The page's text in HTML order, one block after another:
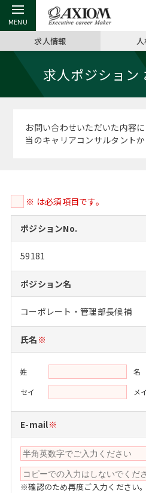
戻る
アクシアムの特長
サービス案内
戻る
キャリア支援 TOP
キャリアデザイン講座
（最新求人市場動向）
MBAの転職事例
MBAからのFAQ
MBA留学生数の推移
インターン受入企業一覧
MBAを生かす求人特集
年齢と年収の相関図
戻る
転職ツール TOP
英文レジュメの書き方
よくある面接Q&A集
外資系／面接攻略のコツ
戻る
転職コラム TOP
“展”職相談室
転職成功への4つの鍵
キャリアに効く一冊
注目企業インタビュー
戻る
イベント・セミナー TOP
ジョブフェア
キャリアフォーラム
プロ経営者の特別セミナー
Career Talk Live
戻る
会社概要 TOP
沿革
採用情報
パブリシティ
ニュースリリース
求人情報
求人ポジション
お問い合わせいただいた内容
当のキャリアコンサルタント
※ は必須項目です。
ポジションNo.
59181
ポジション名
コーポレート・管理部長候補
氏名 ※
姓
名
セイ
メイ
E-mail※
※確認のため再度ご入力ください。